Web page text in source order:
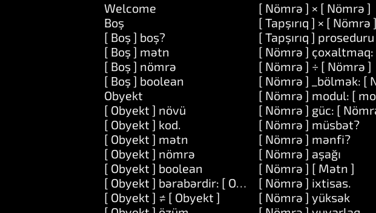
Welcome
Boş
[ Boş ] boş?
[ Boş ] mətn
[ Boş ] nömrə
[ Boş ] boolean
Obyekt
[ Obyekt ] növü
[ Obyekt ] kod.
[ Obyekt ] mətn
[ Obyekt ] nömrə
[ Obyekt ] boolean
[ Obyekt ] bərabərdir: [ Obyekt ]
[ Obyekt ] ≠ [ Obyekt ]
[ Nömrə ] × [ Nömrə ]
[ Tapşırıq ] × [ Nömrə ]
[ Tapşırıq ] proseduru
[ Nömrə ]
[ Nömrə ] ÷ [ Nömrə ]
[ Nömrə ] _bölmək: [
[ Nömrə ] modul: [
[ Nömrə ] güc: [
[ Nömrə ] müsbət?
[ Nömrə ] mənfi?
[ Nömrə ] aşağı
[ Nömrə ] [ Mətn ]
[ Nömrə ] ixtisas.
[ Nömrə ] yüksək